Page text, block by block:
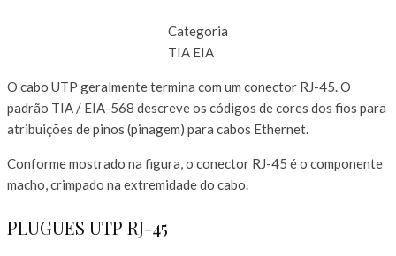
Categoria
TIA EIA
O cabo UTP geralmente termina com um conector RJ-45. O
padrão TIA / EIA-568 descreve os códigos de cores dos fios para
atribuições de pinos (pinagem) para cabos Ethernet.
Conforme mostrado na figura, o conector RJ-45 é o componente
macho, crimpado na extremidade do cabo.
PLUGUES UTP RJ-45